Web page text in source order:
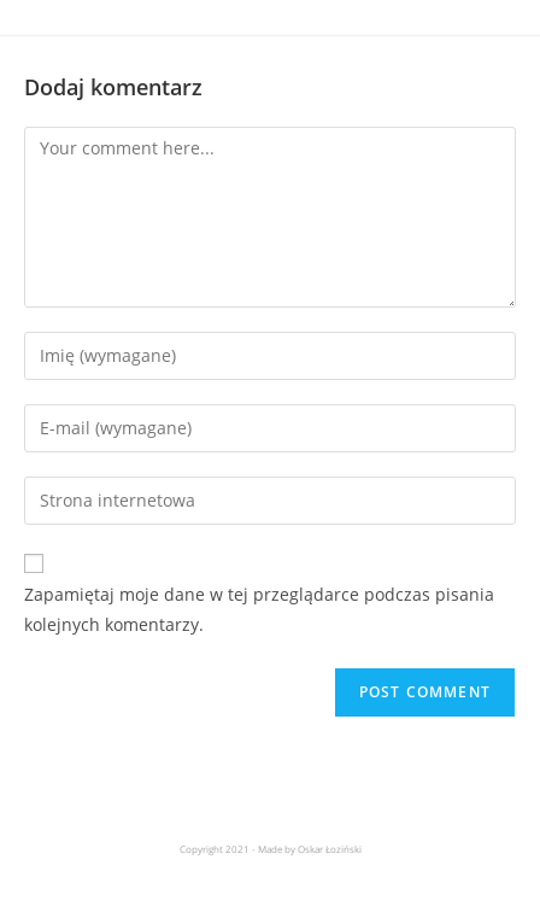
Dodaj komentarz
Zapamiętaj moje dane w tej przeglądarce podczas pisania
kolejnych komentarzy.
Copyright 2021 - Made by Oskar Łoziński